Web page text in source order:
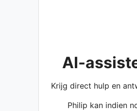
AI-
Krijg direct hulp en
Philip kan indien